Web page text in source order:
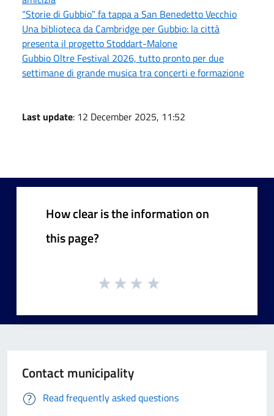
“Storie di Gubbio” fa tappa a San Benedetto Vecchio
Una biblioteca da Cambridge per Gubbio: la città
presenta il progetto Stoddart-Malone
Gubbio Oltre Festival 2026, tutto pronto per due
settimane di grande musica tra concerti e formazione
Last update: 12 December 2025, 11:52
How clear is the information on
this page?
Contact municipality
Read frequently asked questions